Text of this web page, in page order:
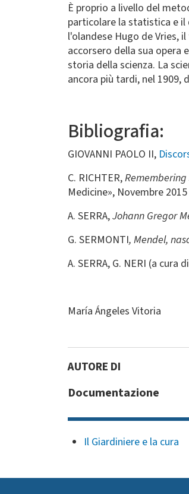
È proprio a livello del
particolare la statistica e
l'olandese Hugo de Vries,
accorsero della sua opera
storia della scienza. La
ancora più tardi, nel 1909,
Bibliografia:
GIOVANNI PAOLO II,
C. RICHTER,
Medicine», Novembre
A. SERRA,Johann Gregor
G. SERMONTI, Mendel,
A. SERRA, G. NERI (a cura
María Ángeles Vitoria
Documentazione
Il Giardiniere e la cura